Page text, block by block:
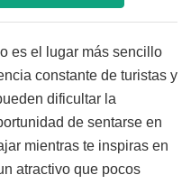
es el lugar más sencillo
constante de turistas y
dificultar la
de sentarse en
mientras te inspiras en
atractivo que pocos